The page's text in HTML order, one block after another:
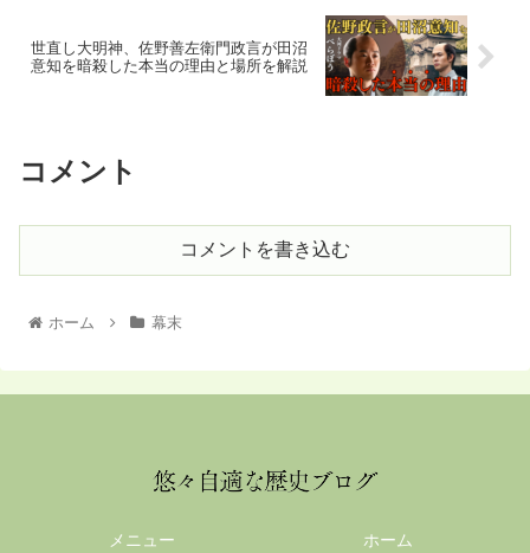
世直し大明神、佐野善左衛門政言が田沼
意知を暗殺した本当の理由と場所を解説
コメント
コメントを書き込む
ホーム 幕末
メニュー ホーム